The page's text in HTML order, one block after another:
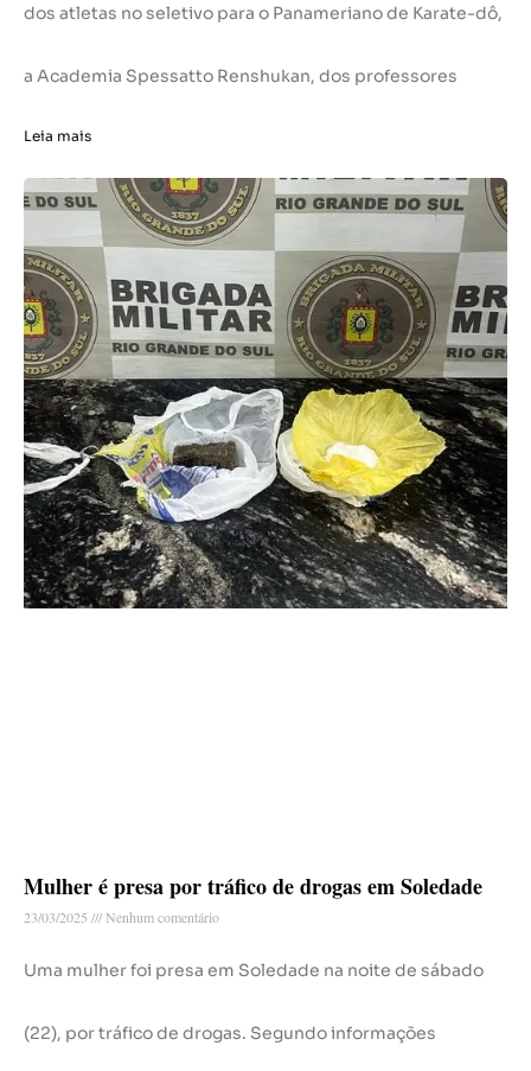
dos atletas no seletivo para o Panameriano de Karate-dô,
a Academia Spessatto Renshukan, dos professores
Leia mais
Mulher é presa por tráfico de drogas em Soledade
23/03/2025 Nenhum comentário
Uma mulher foi presa em Soledade na noite de sábado
(22), por tráfico de drogas. Segundo informações